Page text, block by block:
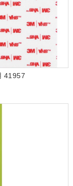
41957